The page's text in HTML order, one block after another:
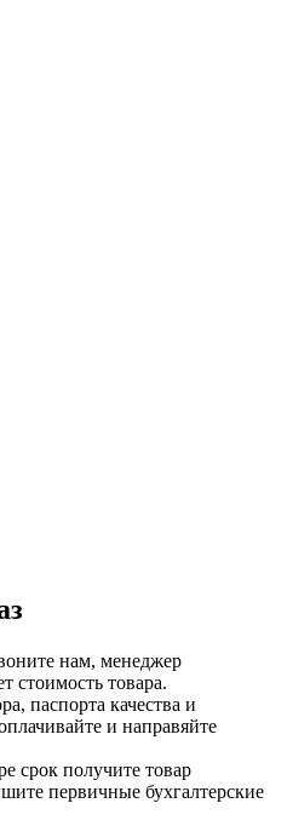
нам, менеджер
стоимость товара.
паспорта качества и
и направяйте
срок получите товар
первичные бухгалтерские